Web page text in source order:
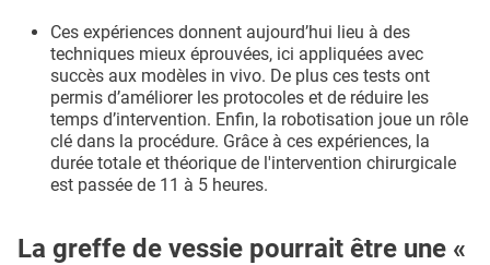
Ces expériences donnent aujourd’hui lieu à des
techniques mieux éprouvées, ici appliquées avec
succès aux modèles in vivo. De plus ces tests ont
permis d’améliorer les protocoles et de réduire les
temps d’intervention. Enfin, la robotisation joue un rôle
clé dans la procédure. Grâce à ces expériences, la
durée totale et théorique de l'intervention chirurgicale
est passée de 11 à 5 heures.
La greffe de vessie pourrait être une «